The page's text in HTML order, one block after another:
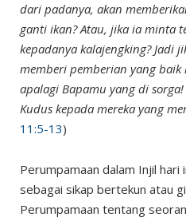
dari padanya, akan
ganti ikan? Atau, jika ia minta
kepadanya kalajengking? Jadi
memberi pemberian yang baik
apalagi Bapamu yang di
Kudus kepada mereka yang
11:5-13)
Perumpamaan dalam Injil hari
sebagai sikap bertekun atau
Perumpamaan tentang